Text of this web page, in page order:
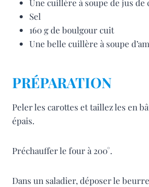
Une cuillère à soupe de jus de
Sel
160 g de boulgour cuit
Une belle cuillère à soupe
PRÉPARATION
Peler les carottes et taillez les en
épais.
Préchauffer le four à 200°.
Dans un saladier, déposer le